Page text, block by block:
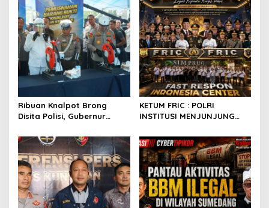
Transparan
Ribuan Knalpot Brong
Disita Polisi, Gubernur
Berikan Kompensasi
Knalpot Standar
KETUM FRIC : POLRI
INSTITUSI MENJUNJUNG
TEGAS TERHADAP ANGGOTA
YANG MELAKUKAN
PELANGGARAN